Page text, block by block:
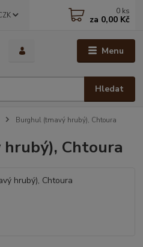
Menu
Hledat
0 ks
za 0,00 Kč
Burghul (tmavý hrubý), Chtoura
Chtoura